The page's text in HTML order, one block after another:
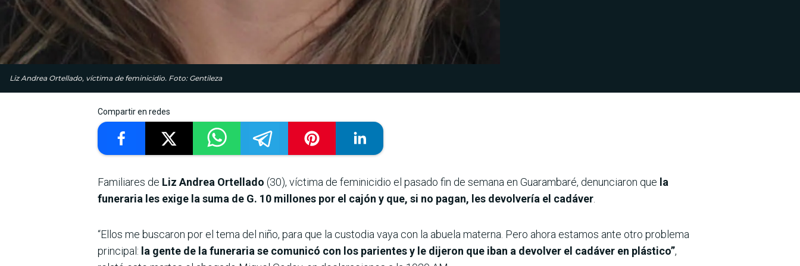
Liz Andrea Ortellado, víctima de feminicidio. Foto: Gentileza
Compartir en redes
Familiares de Liz Andrea Ortellado (30), víctima de feminicidio el pasado fin de semana en Guarambaré, denunciaron que la
funeraria les exige la suma de G. 10 millones por el cajón y que, si no pagan, les devolvería el cadáver
“Ellos me buscaron por el tema del niño, para que la custodia vaya con la abuela materna. Pero ahora estamos ante otro problema
principal: la gente de la funeraria se comunicó con los parientes y le dijeron que iban a devolver el cadáver en plástico”,